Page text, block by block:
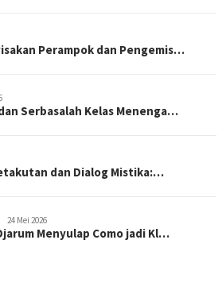
Perampok dan Pengemis…
Serbasalah Kelas Menenga…
dan Dialog Mistika:…
24 Mei 2026
Menyulap Como jadi Kl…